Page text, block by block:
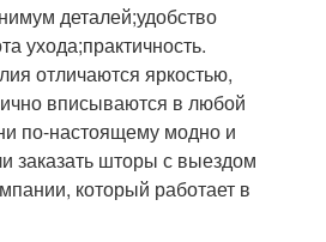
деталей;удобство
ухода;практичность.
отличаются яркостью,
вписываются в любой
по-настоящему модно и
заказать шторы с выездом
который работает в